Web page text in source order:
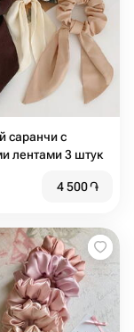
саранчи с
лентами 3 штук
4 500֏